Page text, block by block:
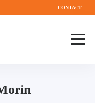
CONTACT